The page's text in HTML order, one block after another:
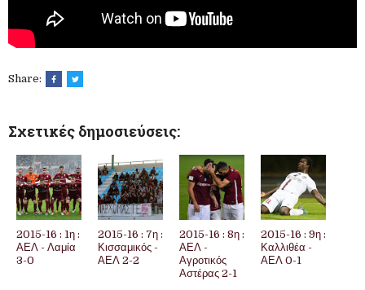
Share:
Σχετικές δημοσιεύσεις:
2015-16 : 1η :
ΑΕΛ - Λαμία
3-0
2015-16 : 7η :
Κισσαμικός -
ΑΕΛ 2-2
2015-16 : 8η :
ΑΕΛ -
Αγροτικός
Αστέρας 2-1
2015-16 : 9η :
Καλλιθέα -
ΑΕΛ 0-1